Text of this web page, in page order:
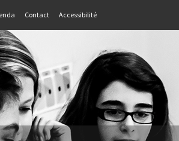
Contact Accessibilité